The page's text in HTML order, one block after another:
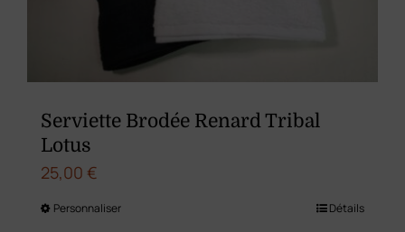
Serviette Brodée Renard Tribal
Lotus
25,00 €
PersonnaliserCe
Détails